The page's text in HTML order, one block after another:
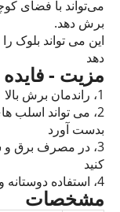
می‌تواند با فضای
برش دهد.
دهد
مزیت -
1، راندمان برش بالا
2، می تواند اسلب
بدست آورد
3، در مصرف برق
کنید
4، استفاده دوستانه و آسان برای دستکاری
مشخصات